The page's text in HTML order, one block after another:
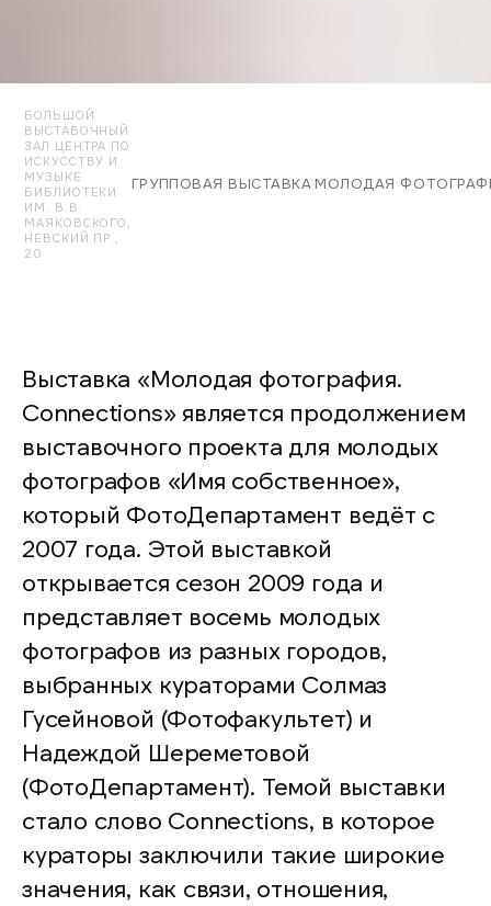
БОЛЬШОЙ
ВЫСТАВОЧНЫЙ
ЗАЛ ЦЕНТРА ПО
ИСКУССТВУ И
МУЗЫКЕ
БИБЛИОТЕКИ
ИМ. В.В.
МАЯКОВСКОГО,
НЕВСКИЙ ПР.,
20
ГРУППОВАЯ ВЫСТАВКА·МОЛОДАЯ
Выставка «Молодая фотография.
Connections» является продолжением
выставочного проекта для молодых
фотографов «Имя собственное»,
который ФотоДепартамент ведёт с
2007 года. Этой выставкой
открывается сезон 2009 года и
представляет восемь молодых
фотографов из разных городов,
выбранных кураторами Солмаз
Гусейновой (Фотофакультет) и
Надеждой Шереметовой
(ФотоДепартамент). Темой выставки
стало слово Connections, в которое
кураторы заключили такие широкие
значения, как связи, отношения,